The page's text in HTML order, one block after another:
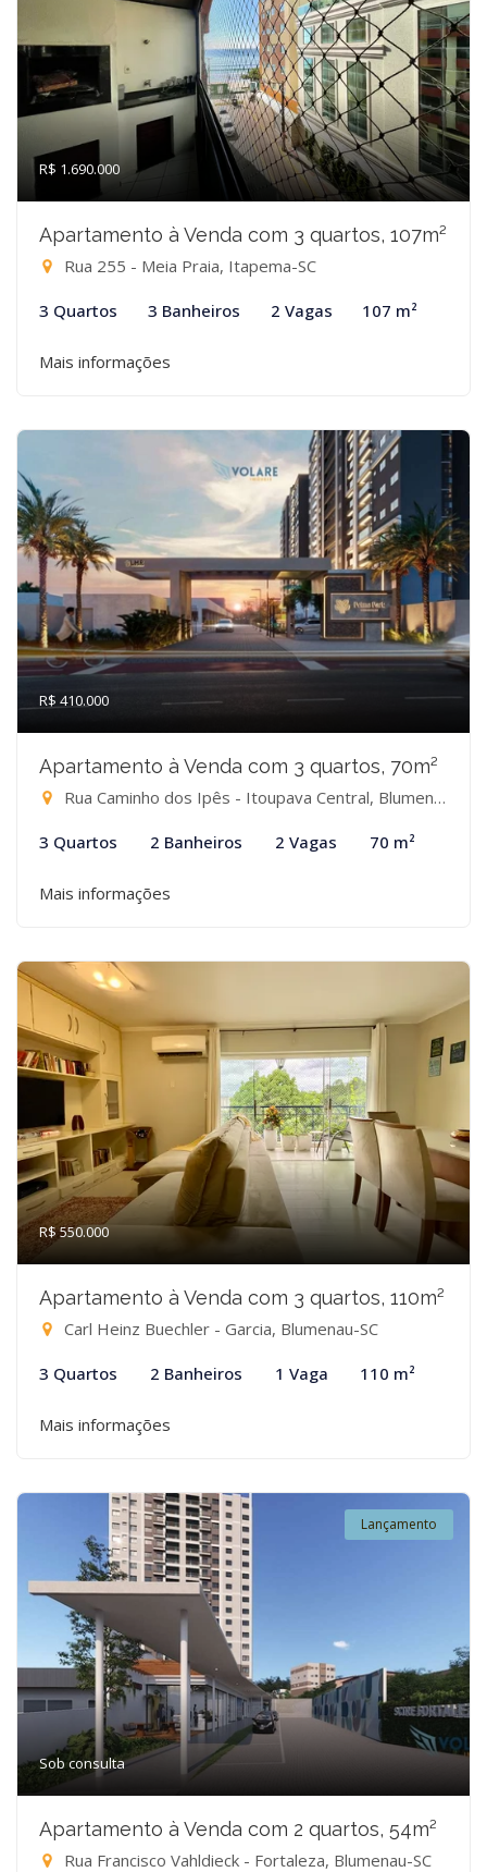
R$ 1.690.000
Apartamento à Venda com 3 quartos, 107m²
Rua 255 - Meia Praia, Itapema-SC
3 Quartos 3 Banheiros 2 Vagas 107 m²
Mais informações
R$ 410.000
Apartamento à Venda com 3 quartos, 70m²
Rua Caminho dos Ipês - Itoupava Central, Blumenau-SC
3 Quartos 2 Banheiros 2 Vagas 70 m²
Mais informações
R$ 550.000
Apartamento à Venda com 3 quartos, 110m²
Carl Heinz Buechler - Garcia, Blumenau-SC
3 Quartos 2 Banheiros 1 Vaga 110 m²
Mais informações
Lançamento
Sob consulta
Apartamento à Venda com 2 quartos, 54m²
Rua Francisco Vahldieck - Fortaleza, Blumenau-SC